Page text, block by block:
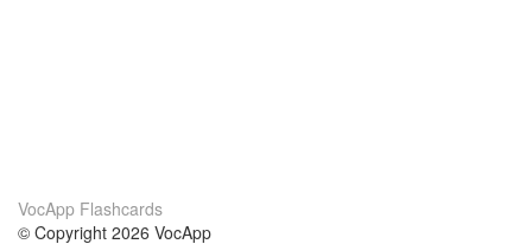
VocApp Flashcards
© Copyright 2026 VocApp